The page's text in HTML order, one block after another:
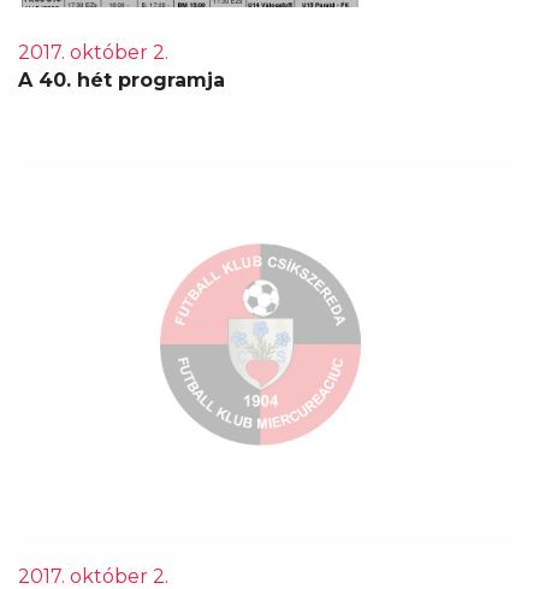
2017. október 2.
A 40. hét programja
2017. október 2.